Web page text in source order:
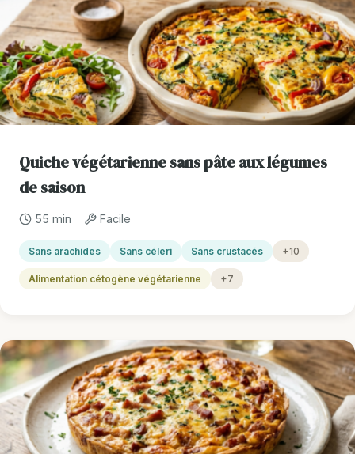
Quiche végétarienne sans pâte aux légumes
de saison
55 min Facile
Sans arachides Sans céleri Sans crustacés +10
Alimentation cétogène végétarienne +7